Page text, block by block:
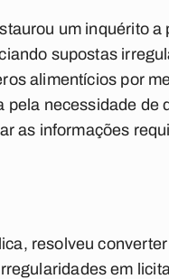
um inquérito a
supostas
alimentícios por
necessidade de
as informações
resolveu
em